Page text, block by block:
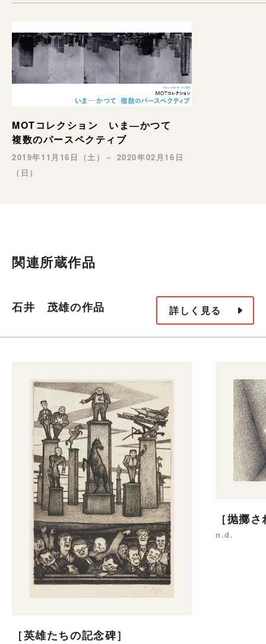
MOTコレクション いま―かつて
複数のパースペクティブ
2019年11月16日（土）－ 2020年02月16日
（日）
関連所蔵作品
石井 茂雄の作品 詳しく見る
［英雄たちの記念碑］
［抛擲
n.d.